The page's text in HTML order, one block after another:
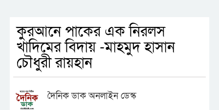
কুরআনে পাকের এক নিরলস
খাদিমের বিদায় -মাহমুদ হাসান
চৌধুরী রায়হান
দৈনিক ডাক অনলাইন ডেস্ক